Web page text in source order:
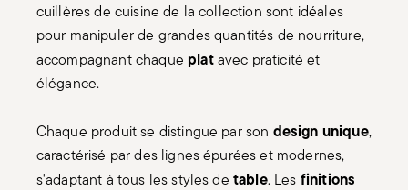
cuillères de cuisine de la collection sont idéales
pour manipuler de grandes quantités de nourriture,
accompagnant chaque platavec praticité et
élégance.
Chaque produit se distingue par son design unique,
caractérisé par des lignes épurées et modernes,
s'adaptant à tous les styles de table. Les finitions